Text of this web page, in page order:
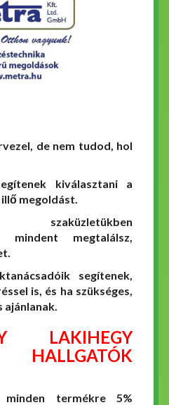
de nem tudod, hol
kiválasztani a
megoldást.
szaküzletükben
mindent megtalálsz,
segítenek,
is, és ha szükséges,
LAKIHEGY
termékre 5%